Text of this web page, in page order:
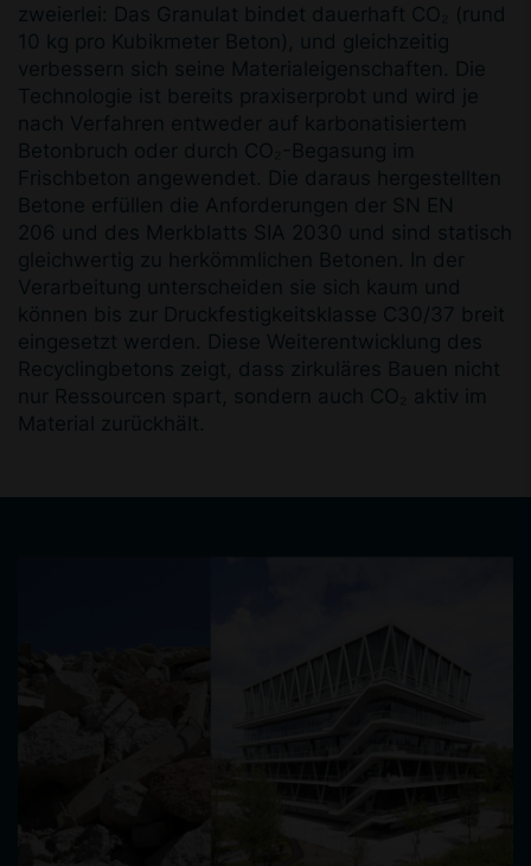
zweierlei: Das Granulat bindet dauerhaft CO₂ (rund
10 kg pro Kubikmeter Beton), und gleichzeitig
verbessern sich seine Materialeigenschaften. Die
Technologie ist bereits praxiserprobt und wird je
nach Verfahren entweder auf karbonatisiertem
Betonbruch oder durch CO₂-Begasung im
Frischbeton angewendet. Die daraus hergestellten
Betone erfüllen die Anforderungen der SN EN
206 und des Merkblatts SIA 2030 und sind statisch
gleichwertig zu herkömmlichen Betonen. In der
Verarbeitung unterscheiden sie sich kaum und
können bis zur Druckfestigkeitsklasse C30/37 breit
eingesetzt werden. Diese Weiterentwicklung des
Recyclingbetons zeigt, dass zirkuläres Bauen nicht
nur Ressourcen spart, sondern auch CO₂ aktiv im
Material zurückhält.